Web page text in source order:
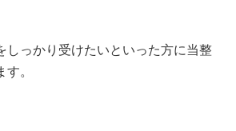
しっかり受けたいといった方に当整
。